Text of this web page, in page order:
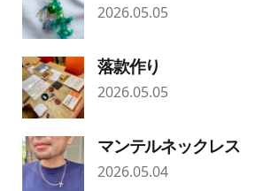
2026.05.05
落款作り
2026.05.05
マンテルネックレス
2026.05.04